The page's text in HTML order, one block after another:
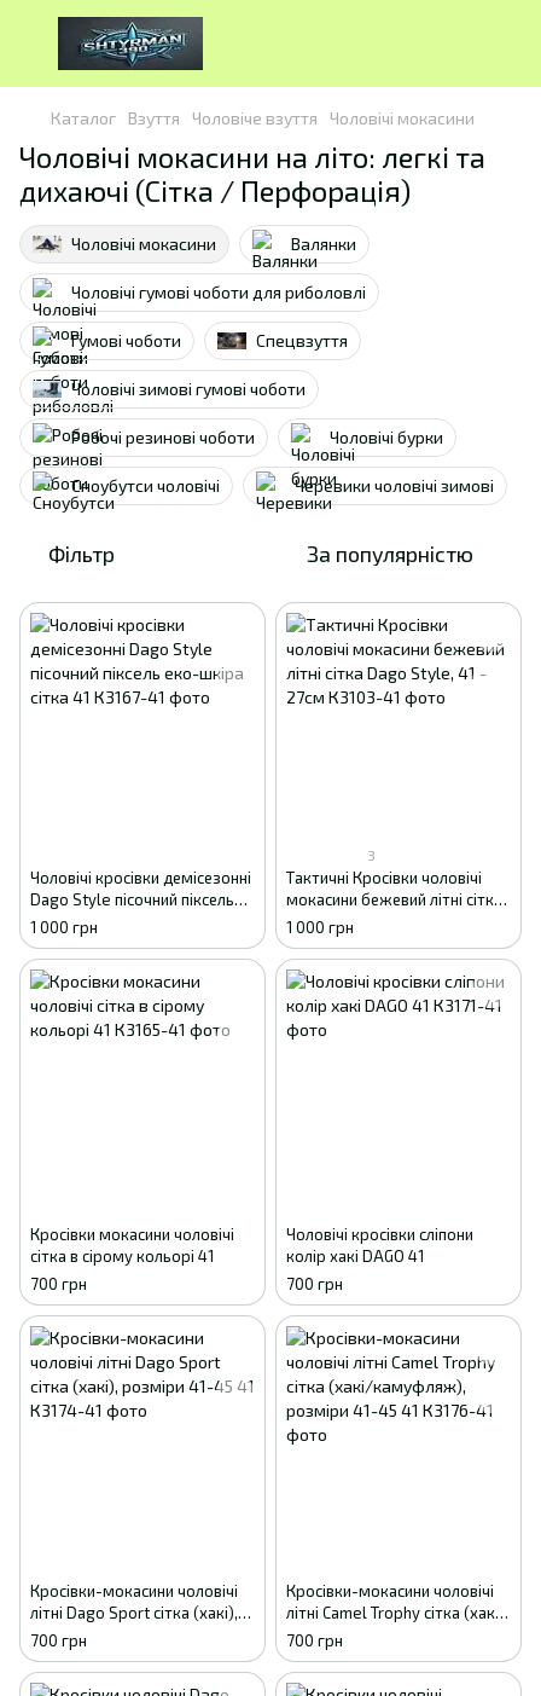
Каталог Взуття Чоловіче взуття Чоловічі мокасини
Чоловічі мокасини на літо: легкі та
дихаючі (Сітка / Перфорація)
Чоловічі мокасини Валянки
Чоловічі гумові чоботи для риболовлі
Гумові чоботи Спецвзуття
Чоловічі зимові гумові чоботи
Робочі резинові чоботи Чоловічі бурки
Сноубутси чоловічі Черевики чоловічі зимові
Фільтр За популярністю
Чоловічі кросівки демісезонні
Dago Style пісочний піксель
еко-шкіра сітка 41
1 000 грн
3
Тактичні Кросівки чоловічі
мокасини бежевий літні сітка
Dago Style, 41 - 27см
1 000 грн
Кросівки мокасини чоловічі
сітка в сірому кольорі 41
700 грн
Чоловічі кросівки сліпони
колір хакі DAGO 41
700 грн
Кросівки-мокасини чоловічі
літні Dago Sport сітка (хакі),
розміри 41-45 41
700 грн
Кросівки-мокасини чоловічі
літні Camel Trophy сітка (хакі/
камуфляж), розміри 41-45 41
700 грн